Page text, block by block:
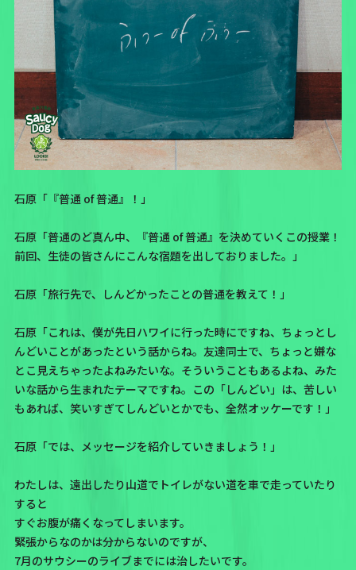
石原「『普通 of 普通』！」
石原「普通のど真ん中、『普通 of 普通』を決めていくこの授業！
前回、生徒の皆さんにこんな宿題を出しておりました。」
石原「旅行先で、しんどかったことの普通を教えて！」
石原「これは、僕が先日ハワイに行った時にですね、ちょっとし
んどいことがあったという話からね。友達同士で、ちょっと嫌な
とこ見えちゃったよねみたいな。そういうこともあるよね、みた
いな話から生まれたテーマですね。この「しんどい」は、苦しい
もあれば、笑いすぎてしんどいとかでも、全然オッケーです！」
石原「では、メッセージを紹介していきましょう！」
わたしは、遠出したり山道でトイレがない道を車で走っていたり
すると
すぐお腹が痛くなってしまいます。
緊張からなのかは分からないのですが、
7月のサウシーのライブまでには治したいです。